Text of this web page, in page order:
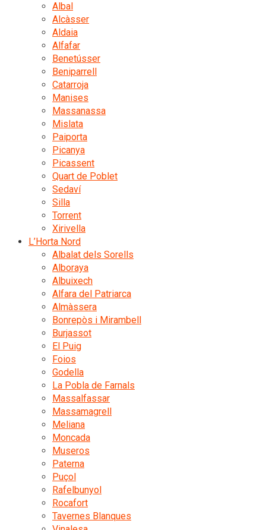
Albal
Alcàsser
Aldaia
Alfafar
Benetússer
Beniparrell
Catarroja
Manises
Massanassa
Mislata
Paiporta
Picanya
Picassent
Quart de Poblet
Sedaví
Silla
Torrent
Xirivella
L’Horta Nord
Albalat dels Sorells
Alboraya
Albuixech
Alfara del Patriarca
Almàssera
Bonrepòs i Mirambell
Burjassot
El Puig
Foios
Godella
La Pobla de Farnals
Massalfassar
Massamagrell
Meliana
Moncada
Museros
Paterna
Puçol
Rafelbunyol
Rocafort
Tavernes Blanques